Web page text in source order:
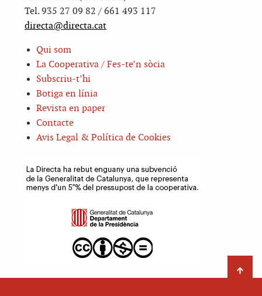
Tel. 935 27 09 82 / 661 493 117
directa@directa.cat
Qui som
La Cooperativa / Fes-te’n sòcia
Subscriu-t’hi
Botiga en línia
Revista en paper
Contacte
Avis Legal & Política de Cookies